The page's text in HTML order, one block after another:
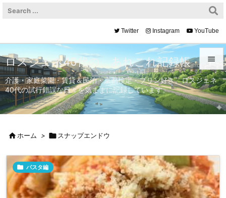


メニュ

サイド

次へ

検索
Twitter Instagram YouTube
ロスジェネ40代の、あれこれ記録帳
介護・家庭菜園・賃貸＆民泊・京都検定・プリン好き。ロスジェネ
40代の試行錯誤な日々を気ままに記録しています。
ホーム >  スナップエンドウ
 パスタ編